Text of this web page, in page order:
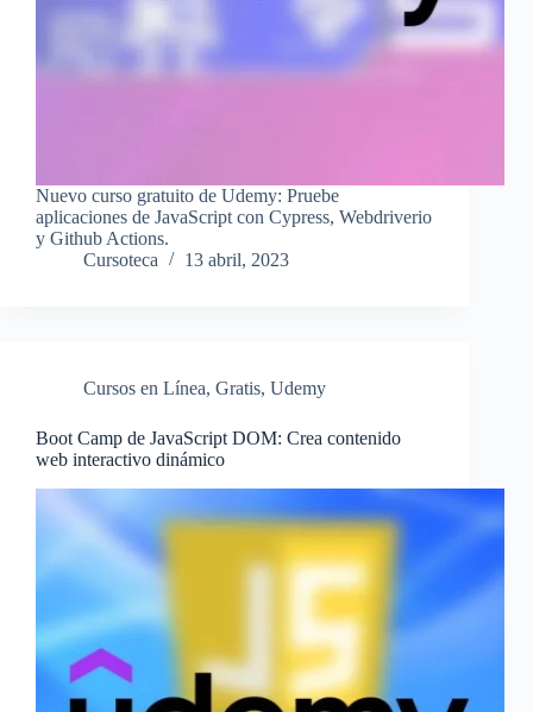
Nuevo curso gratuito de Udemy: Pruebe
aplicaciones de JavaScript con Cypress, Webdriverio
y Github Actions.
Cursoteca
13 abril, 2023
Cursos en Línea, Gratis, Udemy
Boot Camp de JavaScript DOM: Crea contenido
web interactivo dinámico